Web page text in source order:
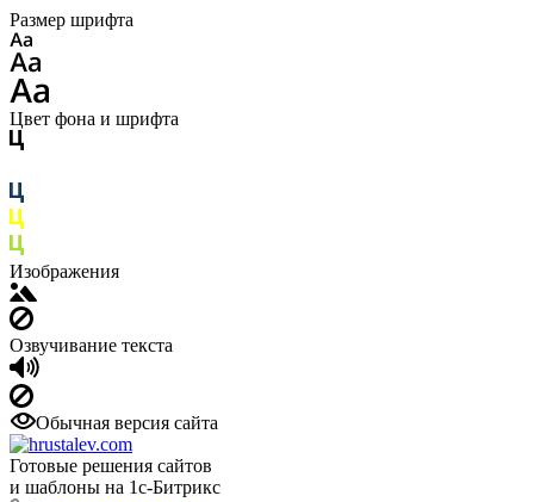
Размер шрифта
Цвет фона и шрифта
Изображения
Озвучивание текста
Обычная версия сайта
Готовые решения сайтов
и шаблоны на 1с-Битрикс